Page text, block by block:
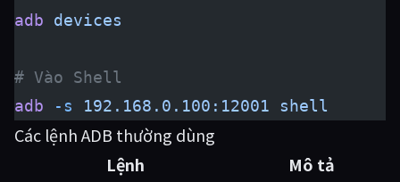
adb devices
# Vào Shell
adb -s 192.168.0.100:12001 shell
Các lệnh ADB thường dùng
Lệnh
Mô tả